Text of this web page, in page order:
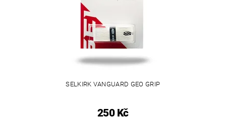
SELKIRK VANGUARD GEO GRIP
250 Kč